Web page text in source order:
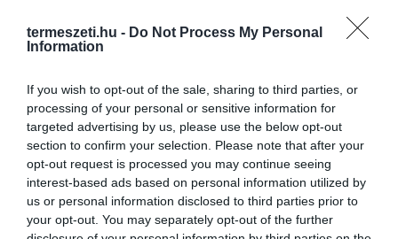
termeszeti.hu - Do Not Process My Personal
Information
If you wish to opt-out of the sale, sharing to third parties, or
processing of your personal or sensitive information for
targeted advertising by us, please use the below opt-out
section to confirm your selection. Please note that after your
opt-out request is processed you may continue seeing
interest-based ads based on personal information utilized by
us or personal information disclosed to third parties prior to
your opt-out. You may separately opt-out of the further